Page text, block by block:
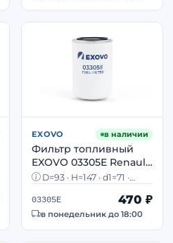
EXOVO в наличии
Фильтр топливный
EXOVO 03305E Renault
Trucks D93 H147 d1=71
D=93 · H=147 · d1=71 ·
OEM 5010477855
03305E 470 ₽
в понедельник до 18:00